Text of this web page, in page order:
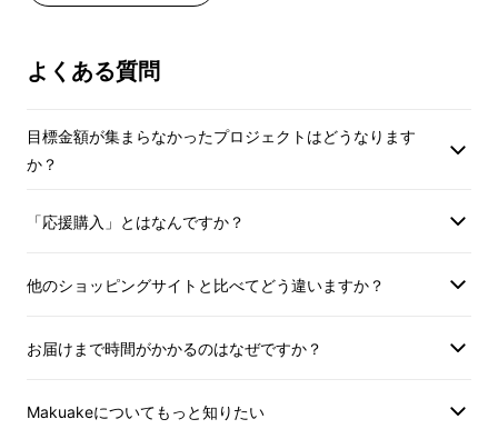
効率よく温めることができ、浴びた直後もその
りも温もりが持続します。
※生産状況によって商品のお届けが遅
よくある質問
目標金額が集まらなかったプロジェクトはどうなります
か？
「応援購入」とはなんですか？
他のショッピングサイトと比べてどう違いますか？
お届けまで時間がかかるのはなぜですか？
Makuakeについてもっと知りたい